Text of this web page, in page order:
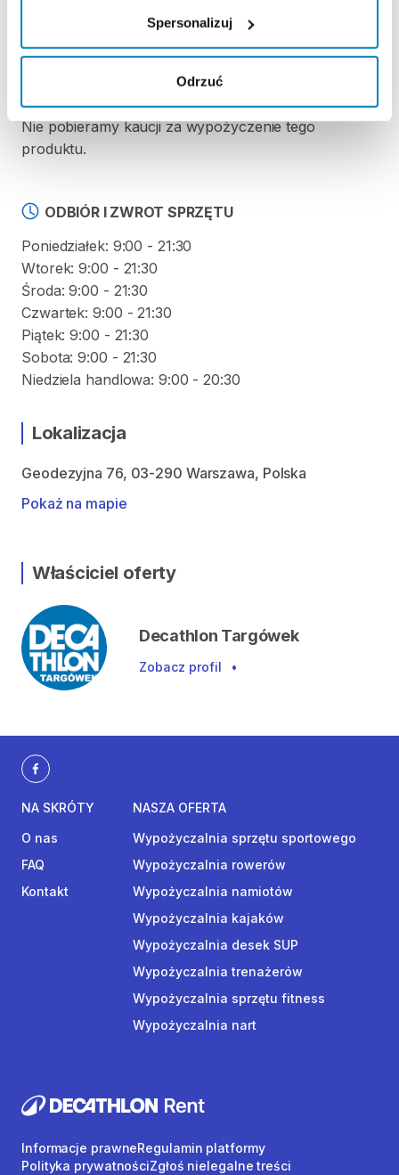
Spersonalizuj
Odrzuć
Regulamin wypożyczalni
Nie pobieramy kaucji za wypożyczenie tego
produktu.
ODBIÓR I ZWROT SPRZĘTU
Poniedziałek: 9:00 - 21:30
Wtorek: 9:00 - 21:30
Środa: 9:00 - 21:30
Czwartek: 9:00 - 21:30
Piątek: 9:00 - 21:30
Sobota: 9:00 - 21:30
Niedziela handlowa: 9:00 - 20:30
Lokalizacja
Geodezyjna 76, 03-290 Warszawa, Polska
Pokaż na mapie
Właściciel oferty
Decathlon Targówek
Zobacz profil •
NA SKRÓTY
O nas
FAQ
Kontakt
NASZA OFERTA
Wypożyczalnia sprzętu sportowego
Wypożyczalnia rowerów
Wypożyczalnia namiotów
Wypożyczalnia kajaków
Wypożyczalnia desek SUP
Wypożyczalnia trenażerów
Wypożyczalnia sprzętu fitness
Wypożyczalnia nart
Informacje prawneRegulamin platformy
Polityka prywatnościZgłoś nielegalne treści